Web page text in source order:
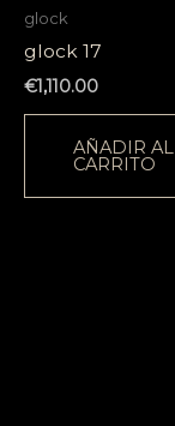
glock
glock 17
€1,110.00
AÑADIR AL
CARRITO